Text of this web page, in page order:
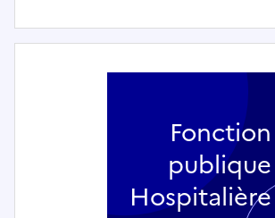
Fonction
publique
Hospitalière